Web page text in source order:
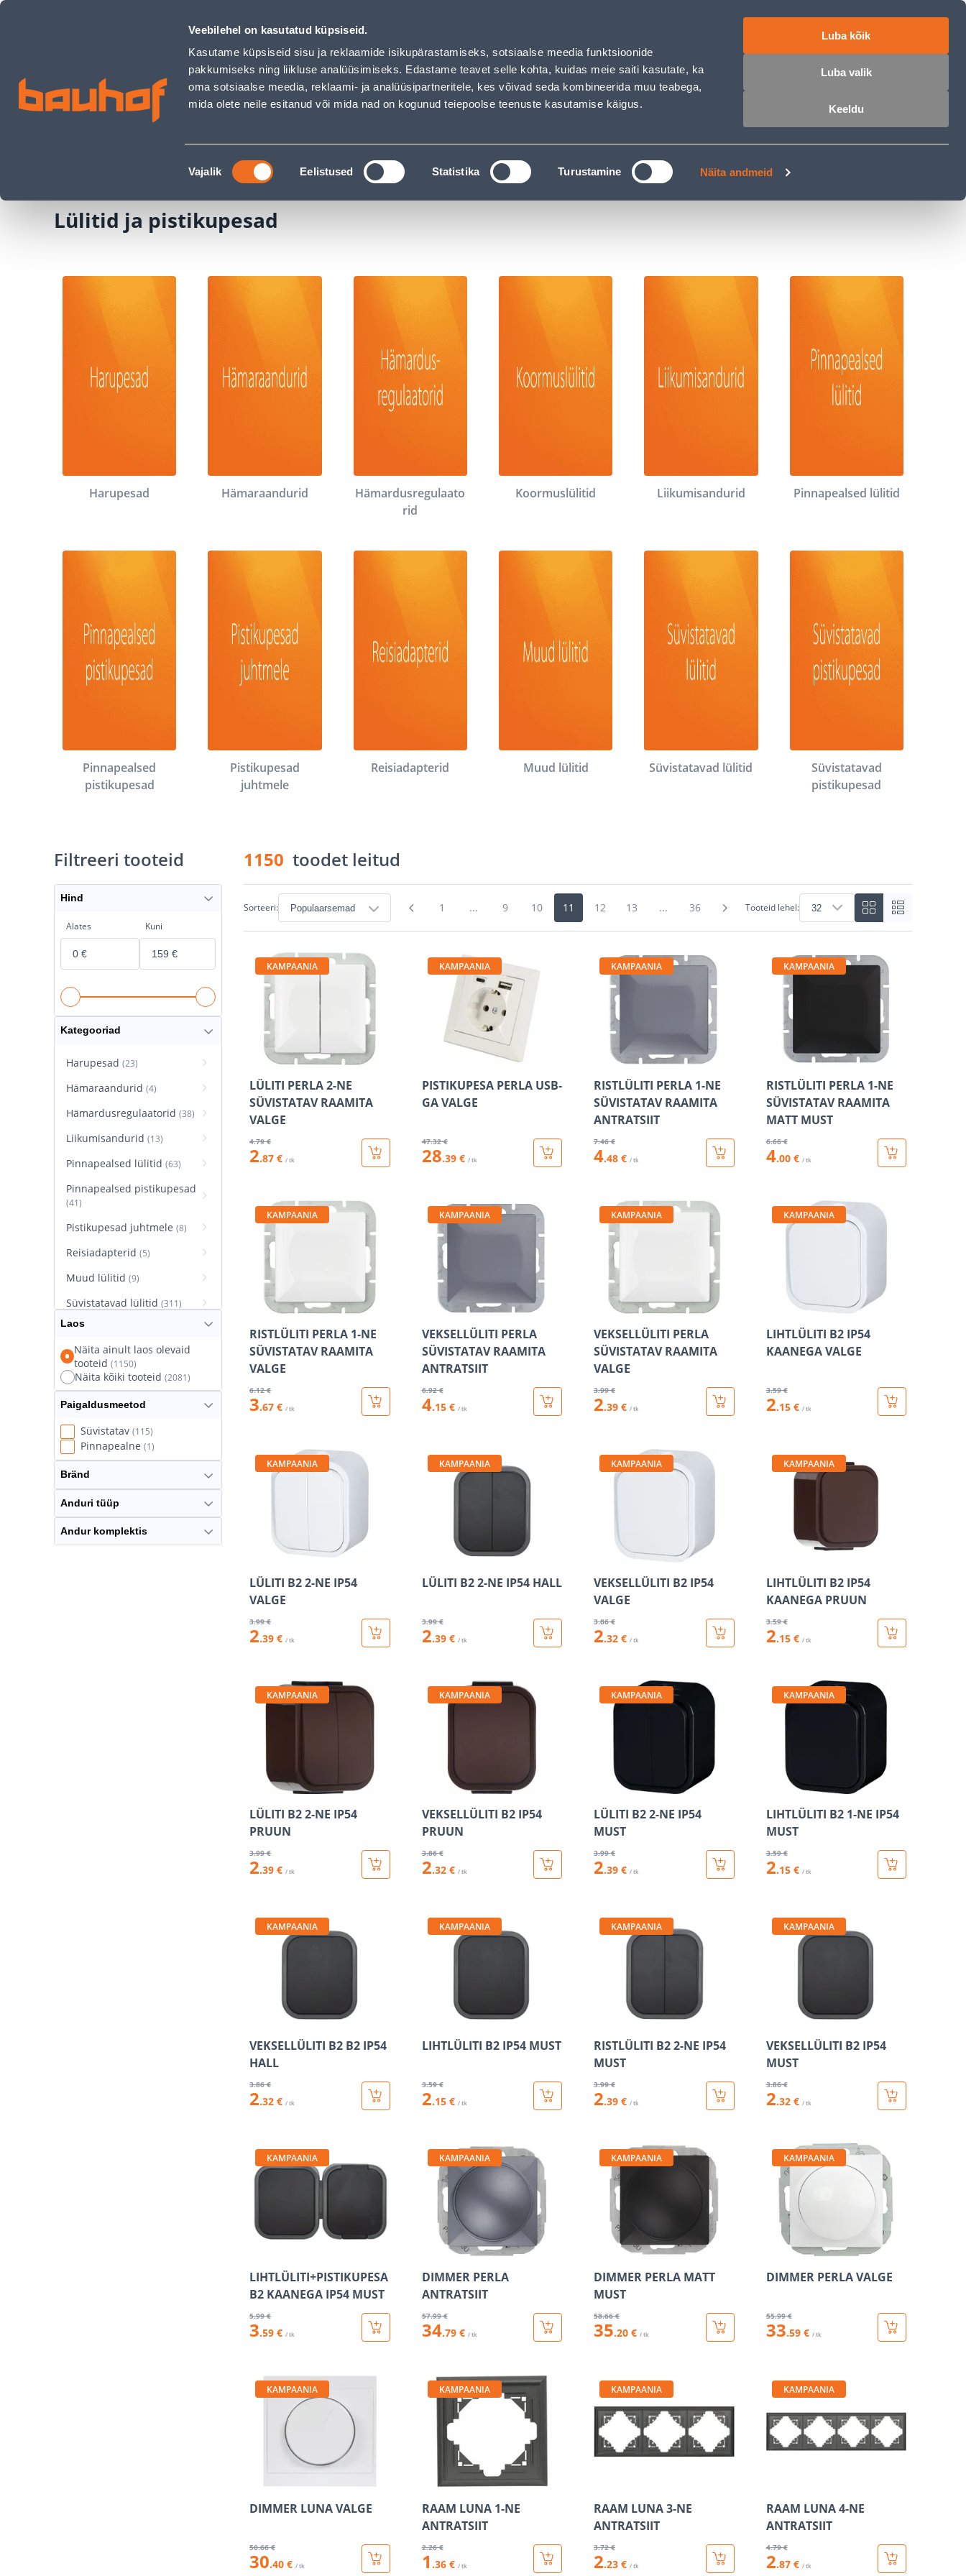
Veebilehel on kasutatud küpsiseid.
Kasutame küpsiseid sisu ja reklaamide isikupärastamiseks, sotsiaalse meedia funktsioonide
pakkumiseks ning liikluse analüüsimiseks. Edastame teavet selle kohta, kuidas meie saiti kasutate, ka
oma sotsiaalse meedia, reklaami- ja analüüsipartneritele, kes võivad seda kombineerida muu teabega,
mida olete neile esitanud või mida nad on kogunud teiepoolse teenuste kasutamise käigus.
Nõusoleku
valik
Vajalik Eelistused Statistika Turustamine Näita andmeid
Luba kõik
Luba valik
Keeldu
Lülitid ja pistikupesad - Bauhof has loaded ETRUEN
OTSI Logi sisse Ostukorv
TOOTED MEISTRIKLUBI BLOGI
Elekter ja valgustus Lülitid ja pistikupesad
Lülitid ja pistikupesad
Harupesad Hämaraandurid
Hämardusregulaato
rid
Koormuslülitid Liikumisandurid Pinnapealsed lülitid
Pinnapealsed
pistikupesad
Pistikupesad
juhtmele
Reisiadapterid Muud lülitid Süvistatavad lülitid
Süvistatavad
pistikupesad
1150 toodet leitud
Sorteeri: 1 ... 9 10 11 12 13 ... 36 Tooteid lehel:
KAMPAANIA
LÜLITI PERLA 2-NE
SÜVISTATAV RAAMITA
VALGE
4.79 €
2.87 € / tk
KAMPAANIA
PISTIKUPESA PERLA USB-
GA VALGE
47.32 €
28.39 € / tk
KAMPAANIA
RISTLÜLITI PERLA 1-NE
SÜVISTATAV RAAMITA
ANTRATSIIT
7.46 €
4.48 € / tk
KAMPAANIA
RISTLÜLITI PERLA 1-NE
SÜVISTATAV RAAMITA
MATT MUST
6.66 €
4.00 € / tk
KAMPAANIA
RISTLÜLITI PERLA 1-NE
SÜVISTATAV RAAMITA
VALGE
6.12 €
3.67 € / tk
KAMPAANIA
VEKSELLÜLITI PERLA
SÜVISTATAV RAAMITA
ANTRATSIIT
6.92 €
4.15 € / tk
KAMPAANIA
VEKSELLÜLITI PERLA
SÜVISTATAV RAAMITA
VALGE
3.99 €
2.39 € / tk
KAMPAANIA
LIHTLÜLITI B2 IP54
KAANEGA VALGE
3.59 €
2.15 € / tk
KAMPAANIA
LÜLITI B2 2-NE IP54
VALGE
3.99 €
2.39 € / tk
KAMPAANIA
LÜLITI B2 2-NE IP54 HALL
3.99 €
2.39 € / tk
KAMPAANIA
VEKSELLÜLITI B2 IP54
VALGE
3.86 €
2.32 € / tk
KAMPAANIA
LIHTLÜLITI B2 IP54
KAANEGA PRUUN
3.59 €
2.15 € / tk
KAMPAANIA
LÜLITI B2 2-NE IP54
PRUUN
3.99 €
2.39 € / tk
KAMPAANIA
VEKSELLÜLITI B2 IP54
PRUUN
3.86 €
2.32 € / tk
KAMPAANIA
LÜLITI B2 2-NE IP54
MUST
3.99 €
2.39 € / tk
KAMPAANIA
LIHTLÜLITI B2 1-NE IP54
MUST
3.59 €
2.15 € / tk
KAMPAANIA
VEKSELLÜLITI B2 B2 IP54
HALL
3.86 €
2.32 € / tk
KAMPAANIA
LIHTLÜLITI B2 IP54 MUST
3.59 €
2.15 € / tk
KAMPAANIA
RISTLÜLITI B2 2-NE IP54
MUST
3.99 €
2.39 € / tk
KAMPAANIA
VEKSELLÜLITI B2 IP54
MUST
3.86 €
2.32 € / tk
KAMPAANIA
LIHTLÜLITI+PISTIKUPESA
B2 KAANEGA IP54 MUST
5.99 €
3.59 € / tk
KAMPAANIA
DIMMER PERLA
ANTRATSIIT
57.99 €
34.79 € / tk
KAMPAANIA
DIMMER PERLA MATT
MUST
58.66 €
35.20 € / tk
KAMPAANIA
DIMMER PERLA VALGE
55.99 €
33.59 € / tk
KAMPAANIA
DIMMER LUNA VALGE
50.66 €
30.40 € / tk
KAMPAANIA
RAAM LUNA 1-NE
ANTRATSIIT
2.26 €
1 .36 € / tk
KAMPAANIA
RAAM LUNA 3-NE
ANTRATSIIT
3.72 €
2.23 € / tk
KAMPAANIA
RAAM LUNA 4-NE
ANTRATSIIT
4.79 €
2.87 € / tk
Filtreeri tooteid
Hind
Alates Kuni
Kategooriad
Harupesad (23)
Hämaraandurid (4)
Hämardusregulaatorid (38)
Liikumisandurid (13)
Pinnapealsed lülitid (63)
Pinnapealsed pistikupesad
(41)
Pistikupesad juhtmele (8)
Reisiadapterid (5)
Muud lülitid (9)
Süvistatavad lülitid (311)
Süvistatavad pistikupesad
Termostaatlülitid
Laos
Näita ainult laos olevaid
tooteid (1150)
Näita kõiki tooteid (2081)
Paigaldusmeetod
Süvistatav (115)
Pinnapealne (1)
Bränd
Anduri tüüp
Andur komplektis